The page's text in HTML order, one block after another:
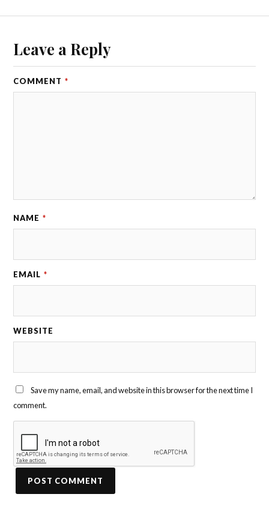
Leave a Reply
COMMENT *
NAME *
EMAIL *
WEBSITE
Save my name, email, and website in this browser for the next time I
comment.